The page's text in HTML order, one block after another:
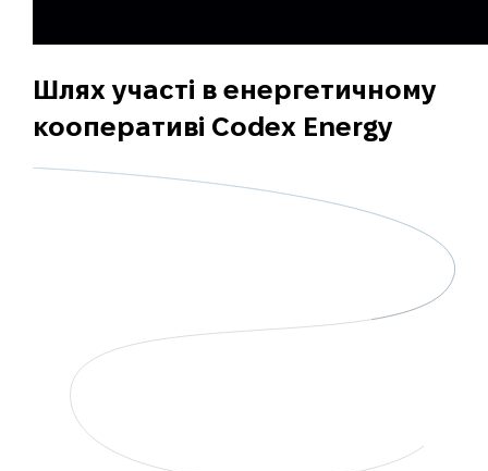
Шлях участі в енергетичному
кооперативі Codex Energy